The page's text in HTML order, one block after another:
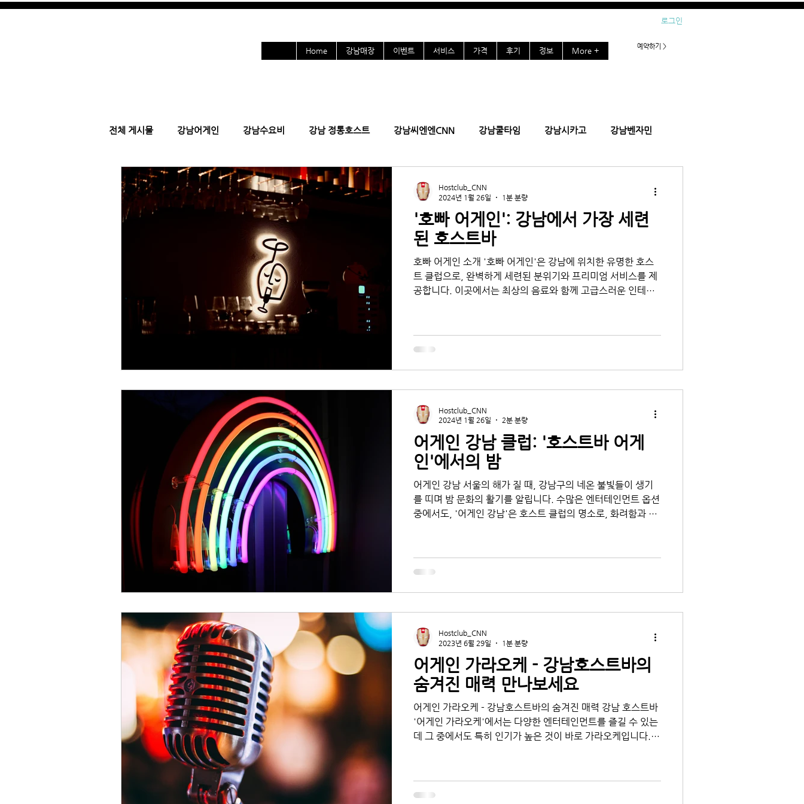
로그인
Home 강남매장 이벤트 서비스 가격 후기 정보 More + 예약하기 >
전체 게시물 강남어게인 강남수요비 강남 정통호스트 강남씨엔엔CNN 강남쿨타임 강남시카고 강남벤자민
강남가라오케 강남여성시대 올초이스 강남여시
시카고 어게인 역삼호빠 청담호빠 강남플러팅 강남블랙홀
'호빠 어게인': 강남에서 가장 세련
된 호스트바
호빠 어게인 소개 '호빠 어게인'은 강남에 위치한 유명한 호스
트 클럽으로, 완벽하게 세련된 분위기와 프리미엄 서비스를 제
공합니다. 이곳에서는 최상의 음료와 함께 고급스러운 인테리
Hostclub_CNN
2024년 1월 26일
1분 분량
어게인 강남 클럽: '호스트바 어게
인'에서의 밤
어게인 강남 서울의 해가 질 때, 강남구의 네온 불빛들이 생기
를 띠며 밤 문화의 활기를 알립니다. 수많은 엔터테인먼트 옵션
중에서도, '어게인 강남'은 호스트 클럽의 명소로, 화려함과 세
Hostclub_CNN
2024년 1월 26일
2분 분량
어게인 가라오케 - 강남호스트바의
숨겨진 매력 만나보세요
어게인 가라오케 - 강남호스트바의 숨겨진 매력 강남 호스트바
'어게인 가라오케'에서는 다양한 엔터테인먼트를 즐길 수 있는
데 그 중에서도 특히 인기가 높은 것이 바로 가라오케입니다.
Hostclub_CNN
2023년 6월 29일
1분 분량